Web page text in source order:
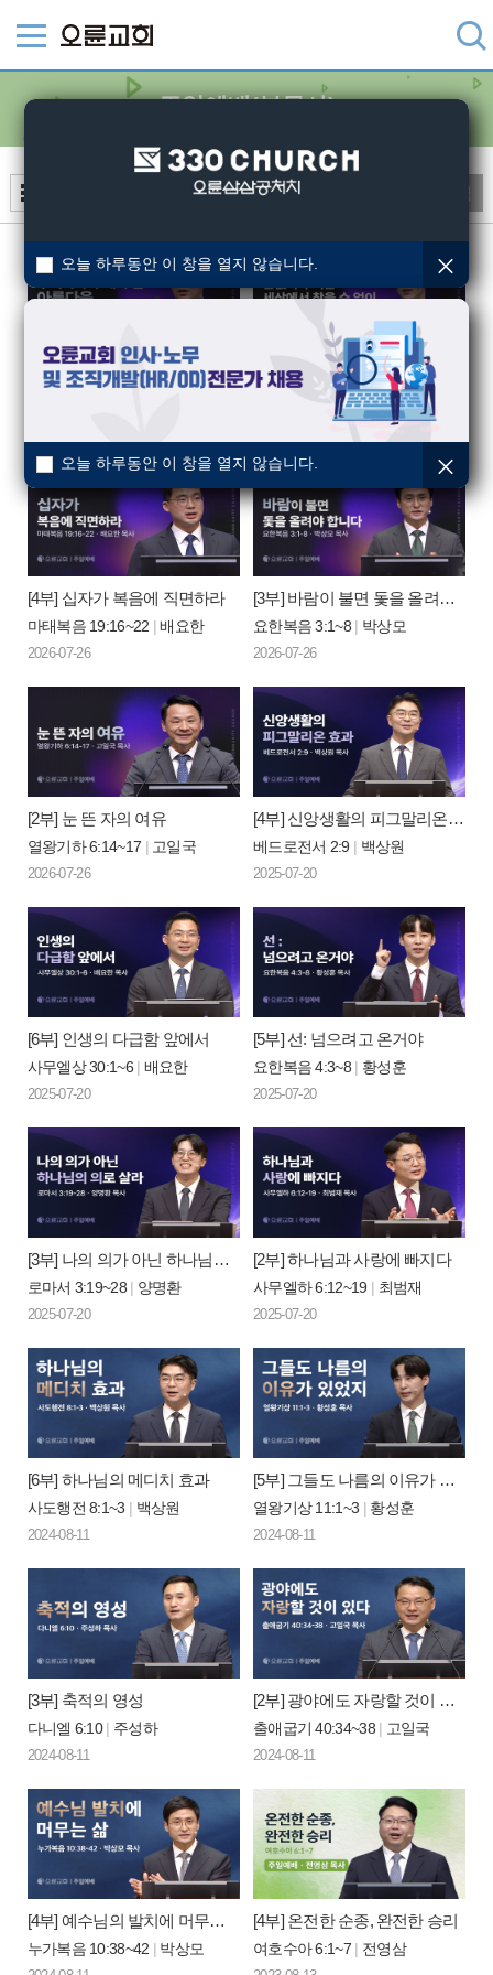
주일예배(부목사)
[6부] 우리가 추구해야 할 아름다움 [5부] 무(舞) : 한없이 무거운 세상에서 참을 수 없이 가벼운 존재로
하박국 2:1~4|황성훈
[4부] 십자가 복음에 직면하라
마태복음 19:16~22 |배요한
2026-07-26
[3부] 바람이 불면 돛을 올려야 합니다
요한복음 3:1~8 | 박상모
2026-07-26
[2부] 눈 뜬 자의 여유
열왕기하 6:14~17 |고일국
2026-07-26
[4부] 신앙생활의 피그말리온 효과
베드로전서 2:9 | 백상원
2025-07-20
[6부] 인생의 다급함 앞에서
사무엘상 30:1~6 | 배요한
2025-07-20
[5부] 선: 넘으려고 온거야
요한복음 4:3~8 | 황성훈
2025-07-20
[3부] 나의 의가 아닌 하나님의 의로 살라
로마서 3:19~28 | 양명환
2025-07-20
[2부] 하나님과 사랑에 빠지다
사무엘하 6:12~19 | 최범재
2025-07-20
[6부] 하나님의 메디치 효과
사도행전 8:1~3 | 백상원
2024-08-11
[5부] 그들도 나름의 이유가 있었지
열왕기상 11:1~3 |황성훈
2024-08-11
[3부] 축적의 영성
다니엘 6:10| 주성하
2024-08-11
[2부] 광야에도 자랑할 것이 있다
출애굽기 40:34~38 | 고일국
2024-08-11
[4부] 예수님의 발치에 머무는 삶
누가복음 10:38~42 | 박상모
[4부] 온전한 순종, 완전한 승리
여호수아 6:1~7 | 전영삼
오늘 하루동안 이 창을 열지 않습니다.
오늘 하루동안 이 창을 열지 않습니다.